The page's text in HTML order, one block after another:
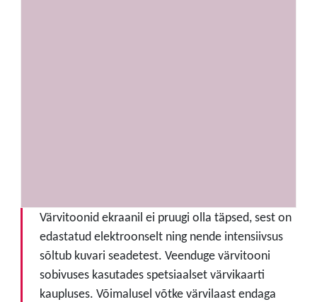
Värvitoonid ekraanil ei pruugi olla täpsed, sest on
edastatud elektroonselt ning nende intensiivsus
sõltub kuvari seadetest. Veenduge värvitooni
sobivuses kasutades spetsiaalset värvikaarti
kaupluses. Võimalusel võtke värvilaast endaga